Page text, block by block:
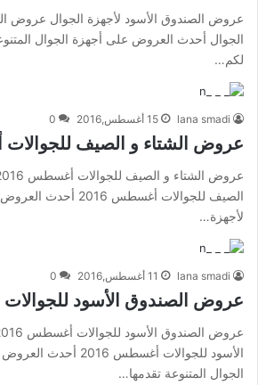
عروض الصندوق الأسود لأجهزة الجوال عروض
الجوال أحدث العروض على أجهزة الجوال
لكم…
lana smadi 15 أغسطس,2016 0
عروض الشتاء و الصيف للجوالات
الصيف للجوالات أغسطس
لأجهزة…
lana smadi 11 أغسطس,2016 0
عروض الصندوق الأسود للجوالات
الأسود للجوالات أغسطس
الجوال المتنوعة تقدمها…